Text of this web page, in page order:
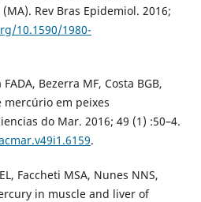
Rev Bras Epidemiol. 2016;
10.1590/1980-
Bezerra MF, Costa BGB,
mercúrio em peixes
do Mar. 2016; 49 (1) :50–4.
.
Faccheti MSA, Nunes NNS,
in muscle and liver of